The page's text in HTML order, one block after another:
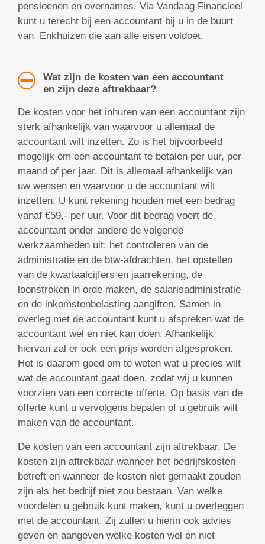
pensioenen en overnames. Via Vandaag Financieel
kunt u terecht bij een accountant bij u in de buurt
van Enkhuizen die aan alle eisen voldoet.
Wat zijn de kosten van een accountant
en zijn deze aftrekbaar?
De kosten voor het inhuren van een accountant zijn
sterk afhankelijk van waarvoor u allemaal de
accountant wilt inzetten. Zo is het bijvoorbeeld
mogelijk om een accountant te betalen per uur, per
maand of per jaar. Dit is allemaal afhankelijk van
uw wensen en waarvoor u de accountant wilt
inzetten. U kunt rekening houden met een bedrag
vanaf €59,- per uur. Voor dit bedrag voert de
accountant onder andere de volgende
werkzaamheden uit: het controleren van de
administratie en de btw-afdrachten, het opstellen
van de kwartaalcijfers en jaarrekening, de
loonstroken in orde maken, de salarisadministratie
en de inkomstenbelasting aangiften. Samen in
overleg met de accountant kunt u afspreken wat de
accountant wel en niet kan doen. Afhankelijk
hiervan zal er ook een prijs worden afgesproken.
Het is daarom goed om te weten wat u precies wilt
wat de accountant gaat doen, zodat wij u kunnen
voorzien van een correcte offerte. Op basis van de
offerte kunt u vervolgens bepalen of u gebruik wilt
maken van de accountant.
De kosten van een accountant zijn aftrekbaar. De
kosten zijn aftrekbaar wanneer het bedrijfskosten
betreft en wanneer de kosten niet gemaakt zouden
zijn als het bedrijf niet zou bestaan. Van welke
voordelen u gebruik kunt maken, kunt u overleggen
met de accountant. Zij zullen u hierin ook advies
geven en aangeven welke kosten wel en niet